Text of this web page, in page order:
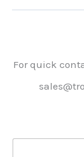
For quick